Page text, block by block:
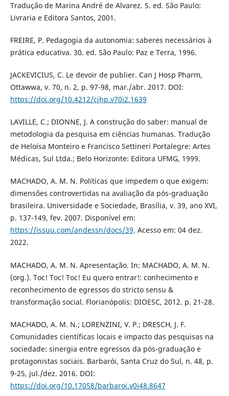
Tradução de Marina André de Alvarez. 5. ed. São Paulo:
Livraria e Editora Santos, 2001.
FREIRE, P. Pedagogia da autonomia: saberes necessários à
prática educativa. 30. ed. São Paulo: Paz e Terra, 1996.
JACKEVICIUS, C. Le devoir de publier. Can J Hosp Pharm,
Ottawwa, v. 70, n. 2, p. 97-98, mar./abr. 2017. DOI:
https://doi.org/10.4212/cjhp.v70i2.1639
LAVILLE, C.; DIONNE, J. A construção do saber: manual de
metodologia da pesquisa em ciências humanas. Tradução
de Heloísa Monteiro e Francisco Settineri Portalegre: Artes
Médicas, Sul Ltda.; Belo Horizonte: Editora UFMG, 1999.
MACHADO, A. M. N. Políticas que impedem o que exigem:
dimensões controvertidas na avaliação da pós-graduação
brasileira. Universidade e Sociedade, Brasília, v. 39, ano XVI,
p. 137-149, fev. 2007. Disponível em:
https://issuu.com/andessn/docs/39. Acesso em: 04 dez.
2022.
MACHADO, A. M. N. Apresentação. In: MACHADO, A. M. N.
(org.). Toc! Toc! Toc! Eu quero entrar!: conhecimento e
reconhecimento de egressos do stricto sensu &
transformação social. Florianópolis: DIOESC, 2012. p. 21-28.
MACHADO, A. M. N.; LORENZINI, V. P.; DRESCH, J. F.
Comunidades científicas locais e impacto das pesquisas na
sociedade: sinergia entre egressos da pós-graduação e
protagonistas sociais. Barbarói, Santa Cruz do Sul, n. 48, p.
9-25, jul./dez. 2016. DOI:
https://doi.org/10.17058/barbaroi.v0i48.8647